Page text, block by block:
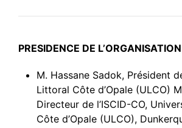
PRESIDENCE DE L’ORGANISATION
M. Hassane Sadok, Président
Littoral Côte d’Opale (ULCO)
Directeur de l’ISCID-CO,
Côte d’Opale (ULCO),